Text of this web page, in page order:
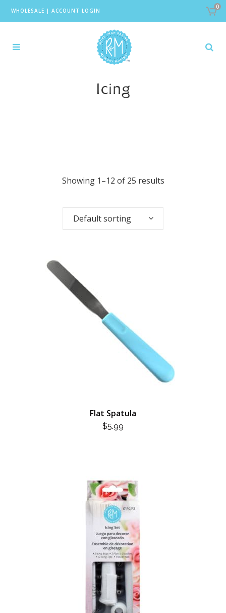
WHOLESALE | ACCOUNT LOGIN
0
Icing
Showing 1–12 of 25 results
Default sorting
Flat Spatula
$5.99